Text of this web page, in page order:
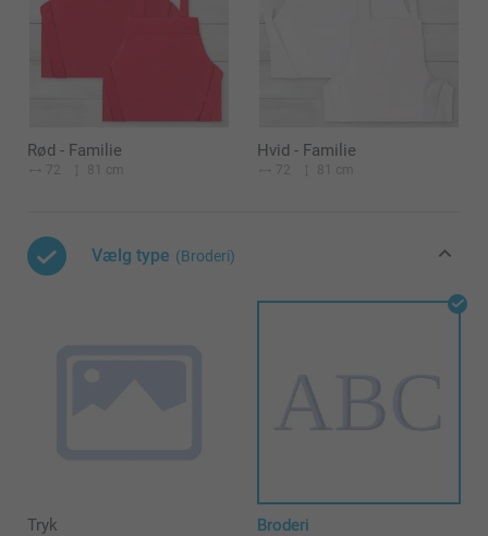
Rød - Familie
72 81 cm
Hvid - Familie
72 81 cm
Vælg type (Broderi)
Tryk Broderi